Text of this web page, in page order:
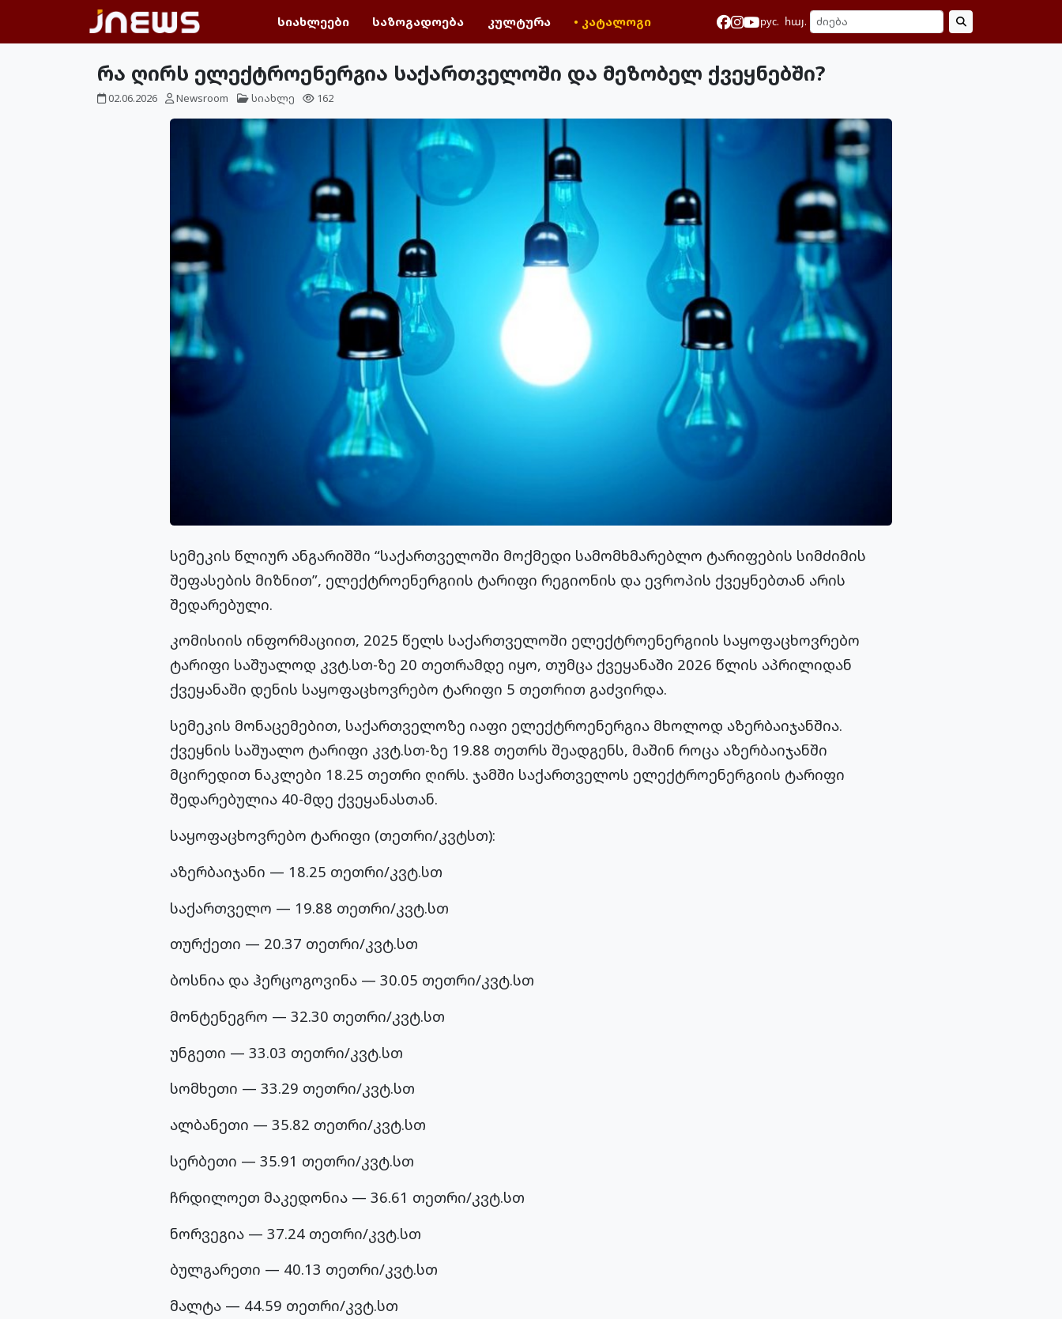
სიახლეები საზოგადოება კულტურა • კატალოგი рус. հայ.
რა ღირს ელექტროენერგია საქართველოში და მეზობელ ქვეყნებში?
02.06.2026 Newsroom სიახლე 162
სემეკის წლიურ ანგარიშში “საქართველოში მოქმედი სამომხმარებლო ტარიფების სიმძიმის
შეფასების მიზნით”, ელექტროენერგიის ტარიფი რეგიონის და ევროპის ქვეყნებთან არის
შედარებული.
კომისიის ინფორმაციით, 2025 წელს საქართველოში ელექტროენერგიის საყოფაცხოვრებო
ტარიფი საშუალოდ კვტ.სთ-ზე 20 თეთრამდე იყო, თუმცა ქვეყანაში 2026 წლის აპრილიდან
ქვეყანაში დენის საყოფაცხოვრებო ტარიფი 5 თეთრით გაძვირდა.
სემეკის მონაცემებით, საქართველოზე იაფი ელექტროენერგია მხოლოდ აზერბაიჯანშია.
ქვეყნის საშუალო ტარიფი კვტ.სთ-ზე 19.88 თეთრს შეადგენს, მაშინ როცა აზერბაიჯანში
მცირედით ნაკლები 18.25 თეთრი ღირს. ჯამში საქართველოს ელექტროენერგიის ტარიფი
შედარებულია 40-მდე ქვეყანასთან.
საყოფაცხოვრებო ტარიფი (თეთრი/კვტსთ):
აზერბაიჯანი — 18.25 თეთრი/კვტ.სთ
საქართველო — 19.88 თეთრი/კვტ.სთ
თურქეთი — 20.37 თეთრი/კვტ.სთ
ბოსნია და ჰერცოგოვინა — 30.05 თეთრი/კვტ.სთ
მონტენეგრო — 32.30 თეთრი/კვტ.სთ
უნგეთი — 33.03 თეთრი/კვტ.სთ
სომხეთი — 33.29 თეთრი/კვტ.სთ
ალბანეთი — 35.82 თეთრი/კვტ.სთ
სერბეთი — 35.91 თეთრი/კვტ.სთ
ჩრდილოეთ მაკედონია — 36.61 თეთრი/კვტ.სთ
ნორვეგია — 37.24 თეთრი/კვტ.სთ
ბულგარეთი — 40.13 თეთრი/კვტ.სთ
მალტა — 44.59 თეთრი/კვტ.სთ